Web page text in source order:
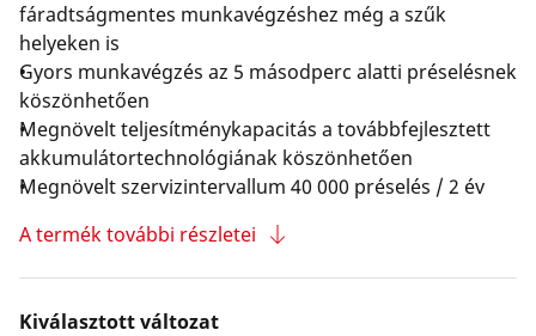
fáradtságmentes munkavégzéshez még a szűk
helyeken is
Gyors munkavégzés az 5 másodperc alatti préselésnek
köszönhetően
Megnövelt teljesítménykapacitás a továbbfejlesztett
akkumulátortechnológiának köszönhetően
Megnövelt szervizintervallum 40 000 préselés / 2 év
A termék további részletei
Kiválasztott változat